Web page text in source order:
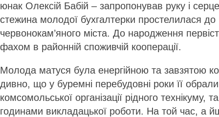
юнак Олексій Бабій – запропонував руку і
стежина молодої бухгалтерки простелилася до
червонокам’яного міста. До народження
фахом в районній споживчій кооперації.
Молода матуся була енергійною та завзятою
дивно, що у буремні перебудовні роки її
комсомольської організації рідного
годинами викладацької роботи. На той час, а